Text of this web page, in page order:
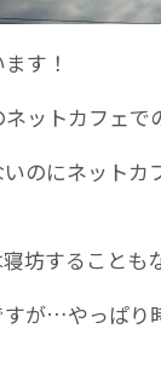
す！
ットカフェで
のにネットカ
坊することも
すが…やっぱり